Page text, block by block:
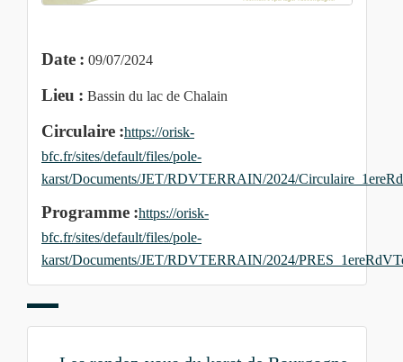
Date : 09/07/2024
Lieu : Bassin du lac de Chalain
Circulaire :https://orisk-
bfc.fr/sites/default/files/pole-
karst/Documents/JET/RDVTERRAIN/2024/
Programme :https://orisk-
bfc.fr/sites/default/files/pole-
karst/Documents/JET/RDVTERRAIN/2024/